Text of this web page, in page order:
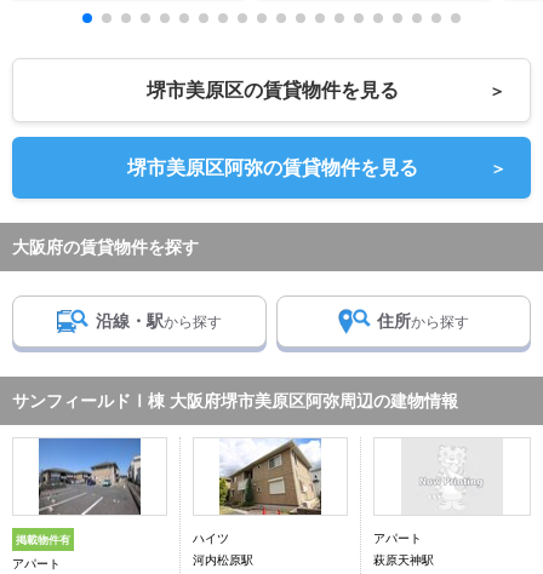
堺市美原区の賃貸物件を見る ＞
堺市美原区阿弥の賃貸物件を見る ＞
大阪府の賃貸物件を探す
沿線・駅から探す 住所から探す
サンフィールドⅠ棟 大阪府堺市美原区阿弥周辺の建物情報
掲載物件有
アパート
ハイツ
河内松原駅
アパート
萩原天神駅